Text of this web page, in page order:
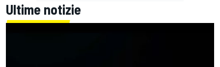
Ultime notizie